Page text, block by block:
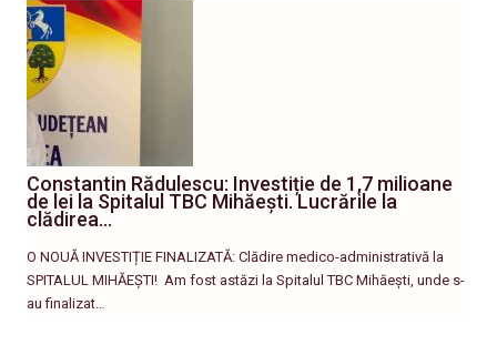
Constantin Rădulescu: Investiție de 1,7 milioane
de lei la Spitalul TBC Mihăești. Lucrările la
clădirea…
O NOUĂ INVESTIȚIE FINALIZATĂ: Clădire medico-administrativă la
SPITALUL MIHĂEȘTI! ​ Am fost astăzi la Spitalul TBC Mihăești, unde s-
au finalizat…